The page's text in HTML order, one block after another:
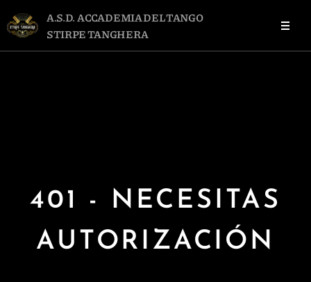
A.S.D. ACCADEMIA DEL TANGO
STIRPE TANGHERA
401 - NECESITAS
AUTORIZACIÓN